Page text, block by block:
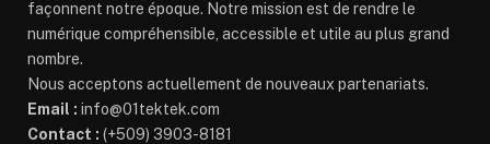
façonnent notre époque. Notre mission est de rendre le
numérique compréhensible, accessible et utile au plus grand
nombre.
Nous acceptons actuellement de nouveaux partenariats.
Email : info@01tektek.com
Contact : (+509) 3903-8181